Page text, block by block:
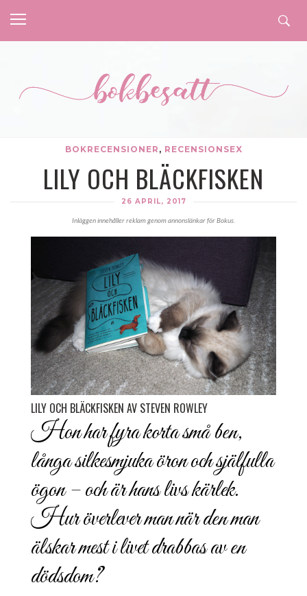
BOKRECENSIONER , RECENSIONSEX
LILY OCH BLÄCKFISKEN
26 APRIL, 2017
Inläggen innehåller reklam genom annonslänkar för Bokus.
LILY OCH BLÄCKFISKEN AV STEVEN ROWLEY
Hon har fyra korta små ben,
långa silkesmjuka öron och själfulla
ögon – och är hans livs kärlek.
Hur överlever man när den man
älskar mest i livet drabbas av en
dödsdom?